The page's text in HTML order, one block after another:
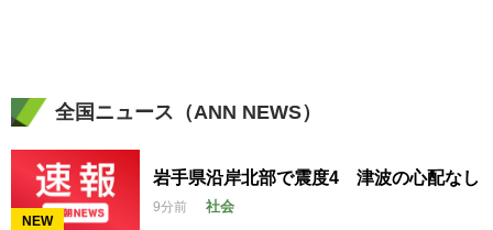
全国ニュース（ANN NEWS）
NEW
岩手県沿岸北部で震度4 津波の心配なし
9分前 社会